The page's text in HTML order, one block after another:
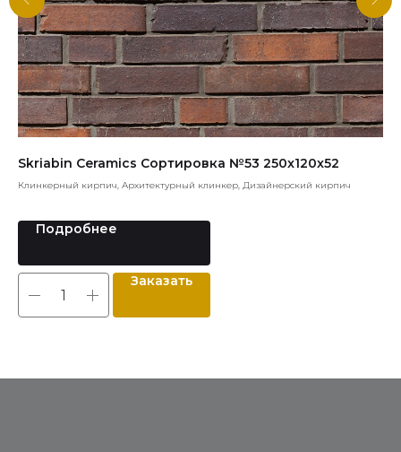
Skriabin Ceramics Сортировка №53 250x120x52
Клинкерный кирпич, Архитектурный клинкер, Дизайнерский кирпич
Подробнее
Заказать